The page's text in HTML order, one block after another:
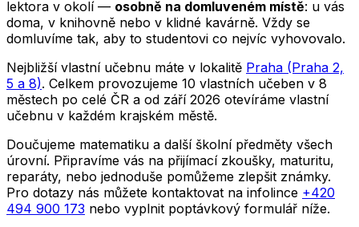
lektora v okolí — osobně na domluveném místě: u vás
doma, v knihovně nebo v klidné kavárně. Vždy se
domluvíme tak, aby to studentovi co nejvíc vyhovovalo.
Nejbližší vlastní učebnu máte v lokalitě Praha (Praha 2,
5 a 8). Celkem provozujeme 10 vlastních učeben v 8
městech po celé ČR a od září 2026 otevíráme vlastní
učebnu v každém krajském městě.
Doučujeme matematiku a další školní předměty všech
úrovní. Připravíme vás na přijímací zkoušky, maturitu,
reparáty, nebo jednoduše pomůžeme zlepšit známky.
Pro dotazy nás můžete kontaktovat na infolince +420
494 900 173 nebo vyplnit poptávkový formulář níže.